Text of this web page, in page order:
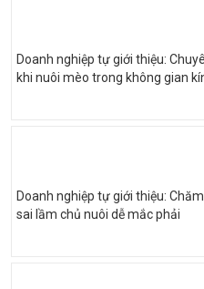
Doanh nghiệp tự giới thiệu:
khi nuôi mèo trong không gian
Doanh nghiệp tự giới thiệu:
sai lầm chủ nuôi dễ mắc phải